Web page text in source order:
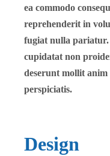
ea commodo
reprehenderit in
fugiat nulla pariatur.
cupidatat non
deserunt mollit
perspiciatis.
Design